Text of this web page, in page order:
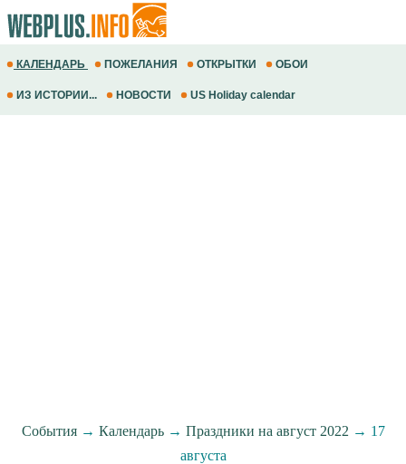
КАЛЕНДАРЬ ПОЖЕЛАНИЯ ОТКРЫТКИ ОБОИ
ИЗ ИСТОРИИ... НОВОСТИ US Holiday calendar
События→ Календарь→ Праздники на август 2022 → 17
августа